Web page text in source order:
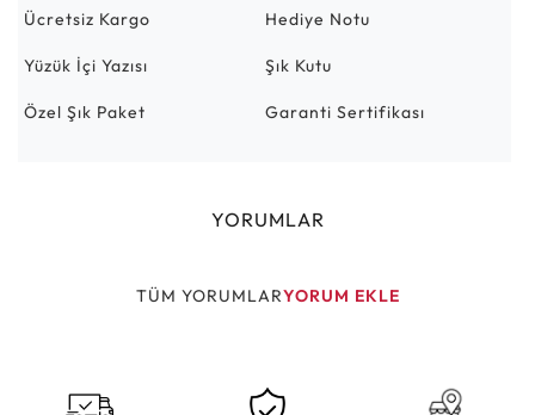
Ücretsiz Kargo Hediye Notu
Yüzük İçi Yazısı Şık Kutu
Özel Şık Paket Garanti Sertifikası
YORUMLAR
TÜM YORUMLARYORUM EKLE